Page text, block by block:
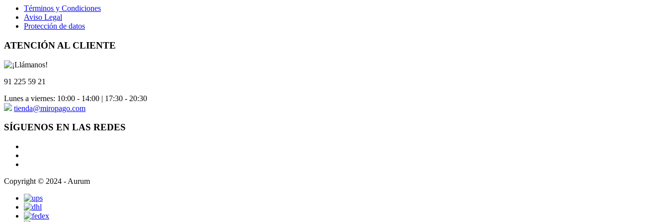
Términos y Condiciones
Aviso Legal
Protección de datos
ATENCIÓN AL CLIENTE
91 225 59 21
Lunes a viernes: 10:00 - 14:00 | 17:30 - 20:30
tienda@miropago.com
SÍGUENOS EN LAS REDES
Copyright © 2024 - Aurum